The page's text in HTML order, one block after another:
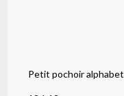
Petit pochoir alphabet